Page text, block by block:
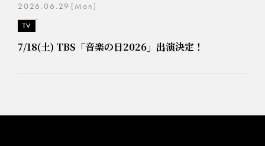
2026.06.29 [Mon]
TV
7/18(土) TBS「音楽の日2026」出演決定！